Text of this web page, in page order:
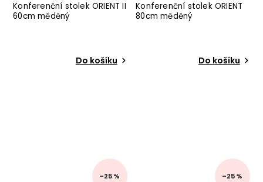
Konferenční stolek ORIENT II
60cm měděný
Do košíku
Konferenční stolek ORIENT
80cm měděný
Do košíku
–25 % –25 %